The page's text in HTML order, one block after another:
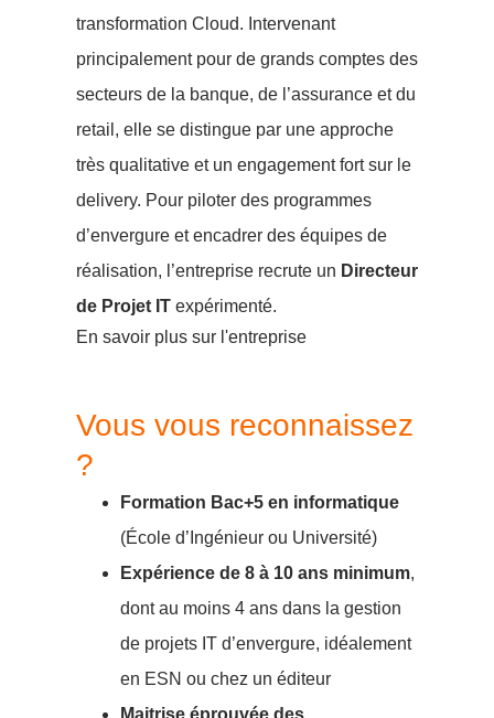
transformation Cloud. Intervenant
principalement pour de grands comptes des
secteurs de la banque, de l’assurance et du
retail, elle se distingue par une approche
très qualitative et un engagement fort sur le
delivery. Pour piloter des programmes
d’envergure et encadrer des équipes de
réalisation, l’entreprise recrute un Directeur
de Projet IT expérimenté.
En savoir plus sur l'entreprise
Vous vous reconnaissez
?
Formation Bac+5 en informatique
(École d’Ingénieur ou Université)
Expérience de 8 à 10 ans minimum,
dont au moins 4 ans dans la gestion
de projets IT d’envergure, idéalement
en ESN ou chez un éditeur